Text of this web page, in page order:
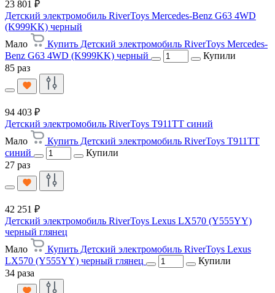
23 801 ₽
Детский электромобиль RiverToys Mercedes-Benz G63 4WD
(K999KK) черный
Мало
Купить Детский электромобиль RiverToys Mercedes-
Benz G63 4WD (K999KK) черный
Купили
85 раз
94 403 ₽
Детский электромобиль RiverToys T911TT синий
Мало
Купить Детский электромобиль RiverToys T911TT
синий
Купили
27 раз
42 251 ₽
Детский электромобиль RiverToys Lexus LX570 (Y555YY)
черный глянец
Мало
Купить Детский электромобиль RiverToys Lexus
LX570 (Y555YY) черный глянец
Купили
34 раза